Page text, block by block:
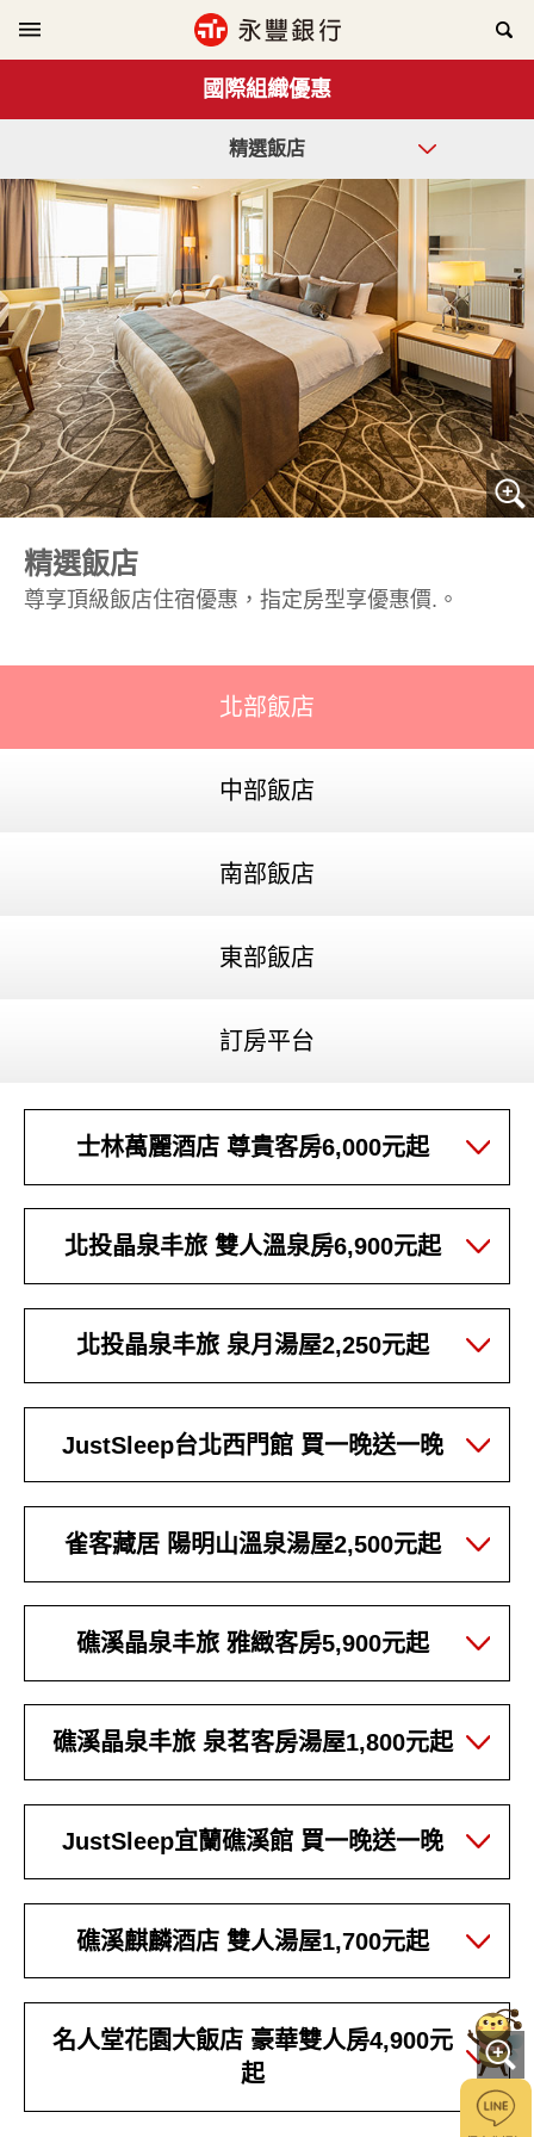
國際組織優惠
精選飯店
精選飯店
尊享頂級飯店住宿優惠，指定房型享優惠價.。
北部飯店
中部飯店
南部飯店
東部飯店
訂房平台
士林萬麗酒店 尊貴客房6,000元起
北投晶泉丰旅 雙人溫泉房6,900元起
北投晶泉丰旅 泉月湯屋2,250元起
JustSleep台北西門館 買一晚送一晚
雀客藏居 陽明山溫泉湯屋2,500元起
礁溪晶泉丰旅 雅緻客房5,900元起
礁溪晶泉丰旅 泉茗客房湯屋1,800元起
JustSleep宜蘭礁溪館 買一晚送一晚
礁溪麒麟酒店 雙人湯屋1,700元起
名人堂花園大飯店 豪華雙人房4,900元
起